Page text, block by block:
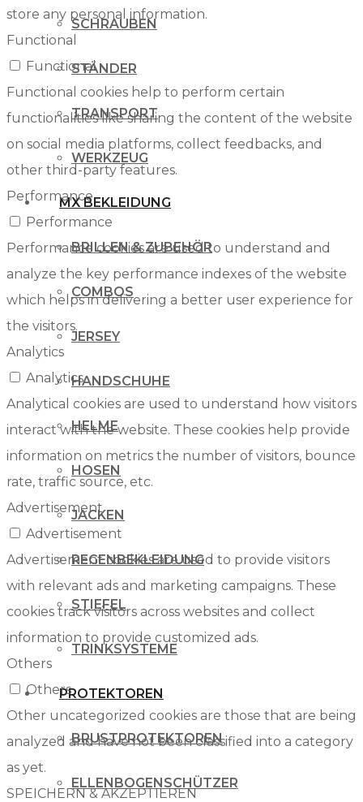
SCHRAUBEN
STÄNDER
TRANSPORT
WERKZEUG
MX BEKLEIDUNG
BRILLEN & ZUBEHÖR
COMBOS
JERSEY
HANDSCHUHE
HELME
HOSEN
JACKEN
REGENBEKLEIDUNG
STIEFEL
TRINKSYSTEME
PROTEKTOREN
BRUSTPROTEKTOREN
ELLENBOGENSCHÜTZER
store any personal information.
Functional
Functional
Functional cookies help to perform certain
functionalities like sharing the content of the website
on social media platforms, collect feedbacks, and
other third-party features.
Performance
Performance
Performance cookies are used to understand and
analyze the key performance indexes of the website
which helps in delivering a better user experience for
the visitors.
Analytics
Analytics
Analytical cookies are used to understand how visitors
interact with the website. These cookies help provide
information on metrics the number of visitors, bounce
rate, traffic source, etc.
Advertisement
Advertisement
Advertisement cookies are used to provide visitors
with relevant ads and marketing campaigns. These
cookies track visitors across websites and collect
information to provide customized ads.
Others
Others
Other uncategorized cookies are those that are being
analyzed and have not been classified into a category
as yet.
SPEICHERN & AKZEPTIEREN